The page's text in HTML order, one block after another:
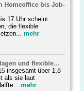
Homeoffice bis Job-
17 Uhr scheint
die flexible
mehr
und flexible...
insgesamt über 1,8
als sie laut
mehr